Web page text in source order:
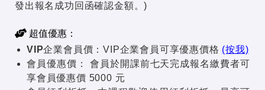
發出報名成功回函確認金額。)
超值優惠：
VIP企業會員價：VIP企業會員可享優惠價格 (按我)
會員優惠價：
會員於開課前七天完成報名繳費者可
享會員優惠價 5000 元